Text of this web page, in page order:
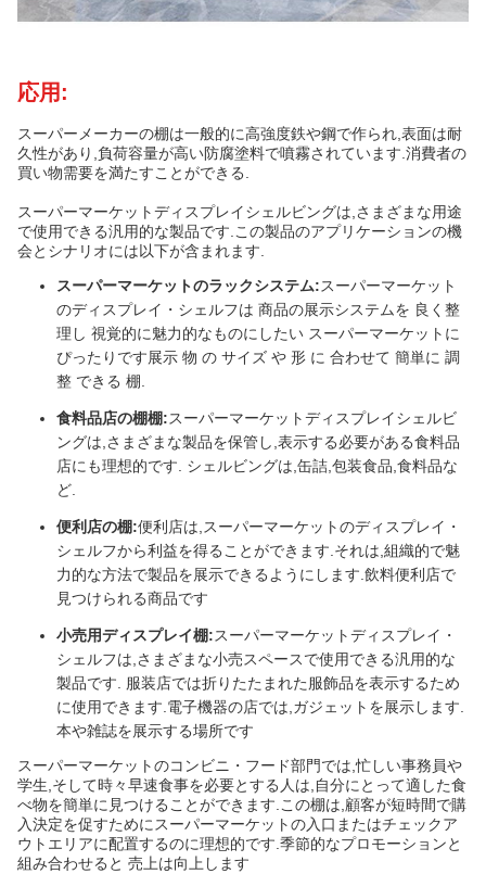
応用:
スーパーメーカーの棚は一般的に高強度鉄や鋼で作られ,表面は耐
久性があり,負荷容量が高い防腐塗料で噴霧されています.消費者の
買い物需要を満たすことができる.
スーパーマーケットディスプレイシェルビングは,さまざまな用途
で使用できる汎用的な製品です.この製品のアプリケーションの機
会とシナリオには以下が含まれます.
スーパーマーケットのラックシステム:スーパーマーケット
のディスプレイ・シェルフは 商品の展示システムを 良く整
理し 視覚的に魅力的なものにしたい スーパーマーケットに
ぴったりです展示 物 の サイズ や 形 に 合わせて 簡単に 調
整 できる 棚.
食料品店の棚棚:スーパーマーケットディスプレイシェルビ
ングは,さまざまな製品を保管し,表示する必要がある食料品
店にも理想的です. シェルビングは,缶詰,包装食品,食料品な
ど.
便利店の棚:便利店は,スーパーマーケットのディスプレイ・
シェルフから利益を得ることができます.それは,組織的で魅
力的な方法で製品を展示できるようにします.飲料便利店で
見つけられる商品です
小売用ディスプレイ棚:スーパーマーケットディスプレイ・
シェルフは,さまざまな小売スペースで使用できる汎用的な
製品です. 服装店では折りたたまれた服飾品を表示するため
に使用できます.電子機器の店では,ガジェットを展示します.
本や雑誌を展示する場所です
スーパーマーケットのコンビニ・フード部門では,忙しい事務員や
学生,そして時々早速食事を必要とする人は,自分にとって適した食
べ物を簡単に見つけることができます.この棚は,顧客が短時間で購
入決定を促すためにスーパーマーケットの入口またはチェックア
ウトエリアに配置するのに理想的です.季節的なプロモーションと
組み合わせると 売上は向上します